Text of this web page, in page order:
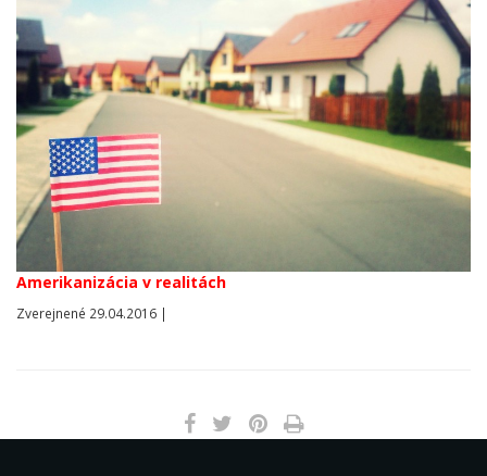
Amerikanizácia v realitách
Zverejnené 29.04.2016 |